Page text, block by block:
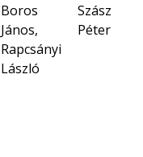
Boros
János,
Rapcsányi
László
Szász
Péter